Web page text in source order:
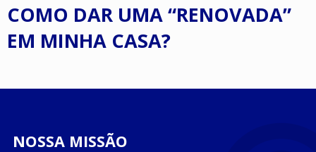
COMO DAR UMA “RENOVADA”
EM MINHA CASA?
NOSSA MISSÃO